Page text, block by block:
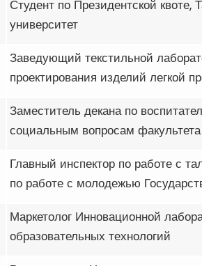
Студент по Президентской квоте,
университет
Заведующий текстильной
проектирования изделий легкой
Заместитель декана по
социальным вопросам
Главный инспектор по работе с
по работе с молодежью
Маркетолог Инновационной
образовательных технологий